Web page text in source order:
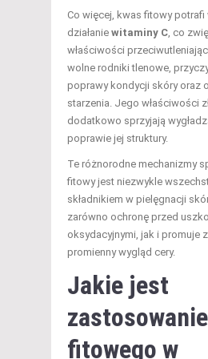
Co więcej, kwas fitowy
działanie witaminy C , co
właściwości
wolne rodniki tlenowe,
poprawy kondycji skóry oraz
starzenia. Jego właściwości
dodatkowo sprzyjają
poprawie jej struktury.
Te różnorodne mechanizmy
fitowy jest niezwykle
składnikiem w pielęgnacji
zarówno ochronę przed
oksydacyjnymi, jak i promuje
promienny wygląd cery.
Jakie jest
fitowego w